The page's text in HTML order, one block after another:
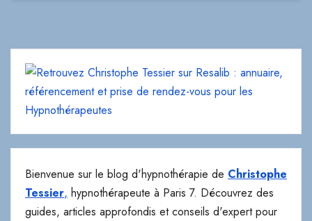
Bienvenue sur le blog d'hypnothérapie de Christophe
Tessier, hypnothérapeute à Paris 7. Découvrez des
guides, articles approfondis et conseils d'expert pour